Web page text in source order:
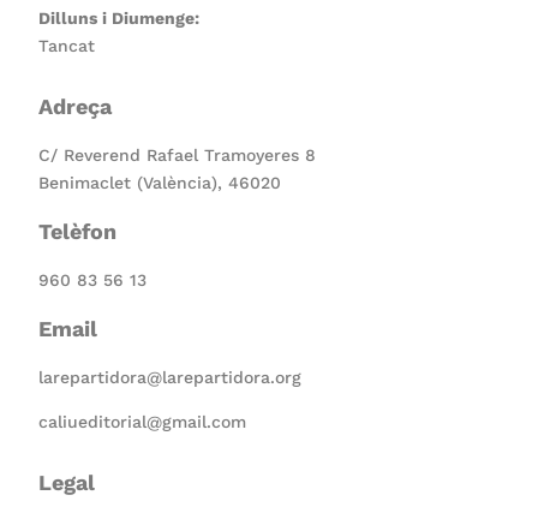
Dilluns i Diumenge:
Tancat
Adreça
C/ Reverend Rafael Tramoyeres 8
Benimaclet (València), 46020
Telèfon
960 83 56 13
Email
larepartidora@larepartidora.org
caliueditorial@gmail.com
Legal